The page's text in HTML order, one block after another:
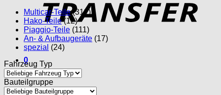
0
Multicar-Teile (312)
Hako-Teile (12)
Piaggio-Teile (111)
An- & Aufbaugeräte (17)
spezial (24)
Fahrzeug Typ
Bauteilgruppe